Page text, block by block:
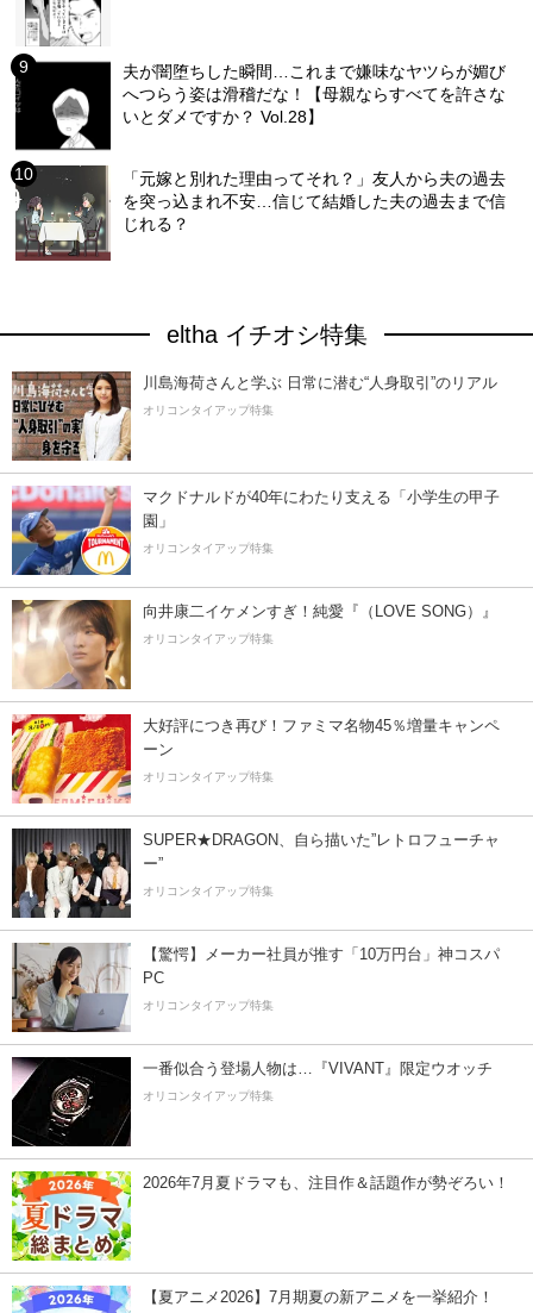
夫が闇堕ちした瞬間…これまで嫌味なヤツらが媚び
へつらう姿は滑稽だな！【母親ならすべてを許さな
いとダメですか？ Vol.28】
「元嫁と別れた理由ってそれ？」友人から夫の過去
を突っ込まれ不安…信じて結婚した夫の過去まで信
じれる？
eltha イチオシ特集
川島海荷さんと学ぶ 日常に潜む“人身取引”のリアル
オリコンタイアップ特集
マクドナルドが40年にわたり支える「小学生の甲子
園」
オリコンタイアップ特集
向井康二イケメンすぎ！純愛『（LOVE SONG）』
オリコンタイアップ特集
大好評につき再び！ファミマ名物45％増量キャンペ
ーン
オリコンタイアップ特集
SUPER★DRAGON、自ら描いた”レトロフューチャ
ー”
オリコンタイアップ特集
【驚愕】メーカー社員が推す「10万円台」神コスパ
PC
オリコンタイアップ特集
一番似合う登場人物は…『VIVANT』限定ウオッチ
オリコンタイアップ特集
2026年7月夏ドラマも、注目作＆話題作が勢ぞろい！
【夏アニメ2026】7月期夏の新アニメを一挙紹介！